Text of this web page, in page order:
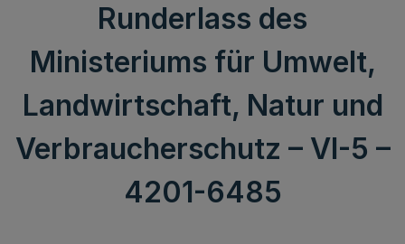
Runderlass des
Ministeriums für Umwelt,
Landwirtschaft, Natur und
Verbraucherschutz – VI-5 –
4201-6485